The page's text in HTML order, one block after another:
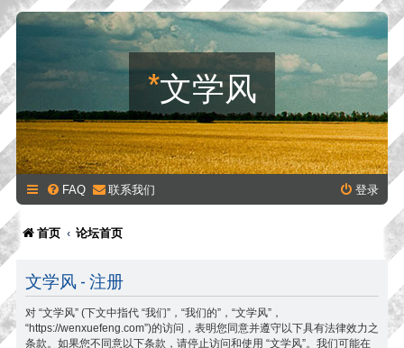
*文学风
FAQ 联系我们 登录
首页 论坛首页
文学风 - 注册
对 “文学风” (下文中指代 “我们”，“我们的”，“文学风”，
“https://wenxuefeng.com”)的访问，表明您同意并遵守以下具有法律效力之
条款。如果您不同意以下条款，请停止访问和使用 “文学风”。我们可能在